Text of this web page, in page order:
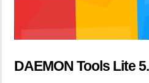
DAEMON Tools Lite